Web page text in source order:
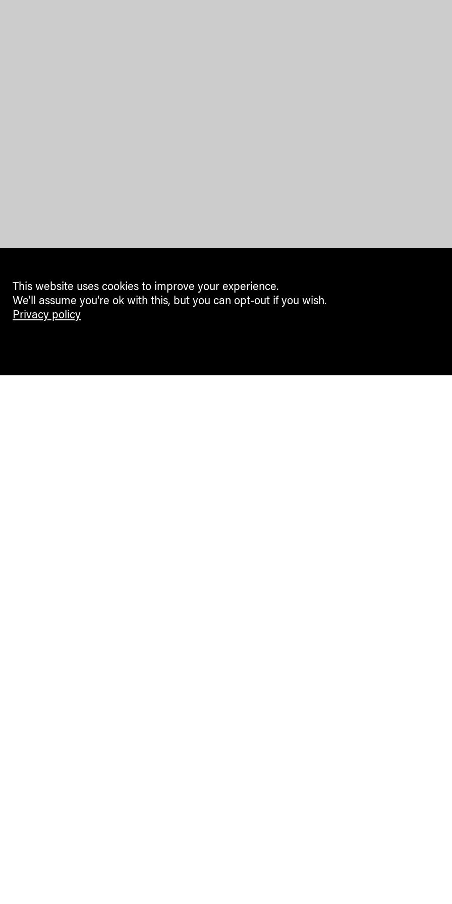
This website uses cookies to improve your experience.
We'll assume you're ok with this, but you can opt-out if you wish.
Privacy policy